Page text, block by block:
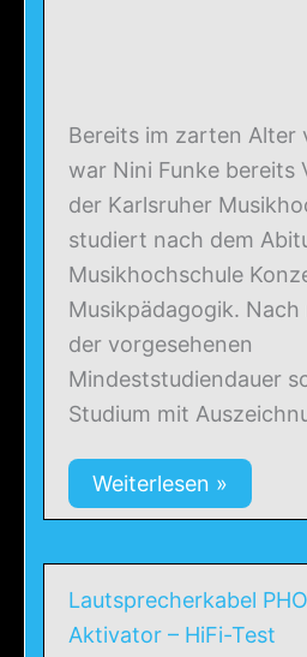
Bereits im zarten Alter
war Nini Funke bereits
der Karlsruher
studiert nach dem
Musikhochschule
Musikpädagogik.
der vorgesehenen
Mindeststudiendauer
Studium mit
Weiterlesen »
Lautsprecherkabel
Aktivator – HiFi-Test